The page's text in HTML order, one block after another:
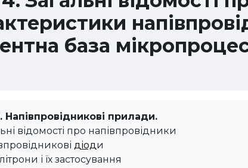
база
Напівпровідникові прилади.
відомості про напівпровідники
діоди
і їх застосування